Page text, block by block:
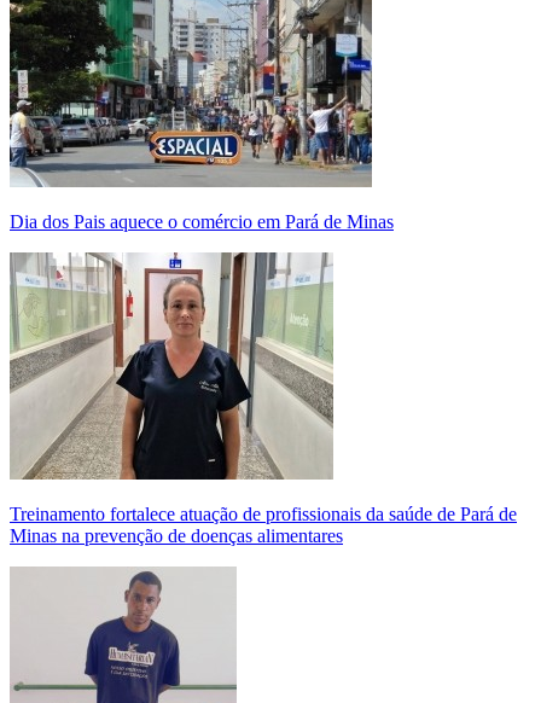
Dia dos Pais aquece o comércio em Pará de Minas
Treinamento fortalece atuação de profissionais da saúde de Pará de
Minas na prevenção de doenças alimentares